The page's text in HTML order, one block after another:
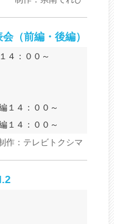
（前編・後編）
４：００～
１４：００～
１４：００～
作：テレビトクシマ